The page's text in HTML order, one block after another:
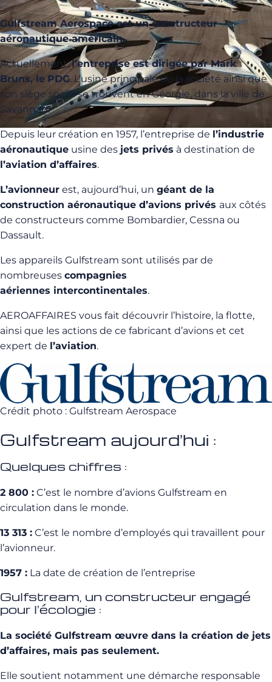
Gulfstream Aerospace est un constructeur
aéronautique américain.
Actuellement,l’entreprise est dirigée par Mark
Bruns, le PDG. L’usine principale de la société ainsi que
son siège social se trouvent en Géorgie, dans la ville de
Savannah.
Depuis leur création en 1957, l’entreprise de l’industrie
aéronautique usine des jets privés à destination de
l’aviation d’affaires.
L’avionneur est, aujourd’hui, un géant de la
construction aéronautique d’avions privés aux côtés
de constructeurs comme Bombardier, Cessna ou
Dassault.
Les appareils Gulfstream sont utilisés par de
nombreuses compagnies
aériennes intercontinentales.
AEROAFFAIRES vous fait découvrir l’histoire, la flotte,
ainsi que les actions de ce fabricant d’avions et cet
expert de l’aviation.
Crédit photo : Gulfstream Aerospace
Gulfstream aujourd’hui :
Quelques chiffres :
2 800 : C’est le nombre d’avions Gulfstream en
circulation dans le monde.
13 313 : C’est le nombre d’employés qui travaillent pour
l’avionneur.
1957 : La date de création de l’entreprise
Gulfstream, un constructeur engagé
pour l’écologie :
La société Gulfstream œuvre dans la création de jets
d’affaires, mais pas seulement.
Elle soutient notamment une démarche responsable